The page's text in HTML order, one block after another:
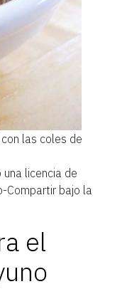
las coles de
licencia de
Compartir bajo la
el